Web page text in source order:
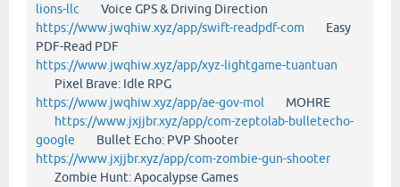
lions-llc Voice GPS & Driving Direction
https://www.jwqhiw.xyz/app/swift-readpdf-com Easy
PDF-Read PDF
https://www.jwqhiw.xyz/app/xyz-lightgame-tuantuan
Pixel Brave: Idle RPG
https://www.jwqhiw.xyz/app/ae-gov-mol MOHRE
https://www.jxjjbr.xyz/app/com-zeptolab-bulletecho-
google Bullet Echo: PVP Shooter
https://www.jxjjbr.xyz/app/com-zombie-gun-shooter
Zombie Hunt: Apocalypse Games